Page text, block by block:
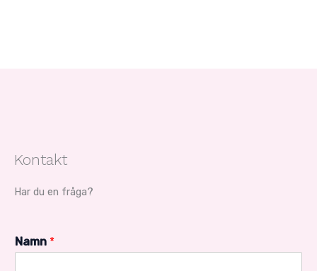
Kontakt
Har du en fråga?
Namn *